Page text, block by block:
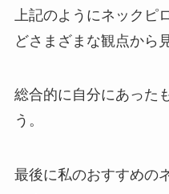
上記のようにネックピ
どさまざまな観点から
総合的に自分にあった
う。
最後に私のおすすめの